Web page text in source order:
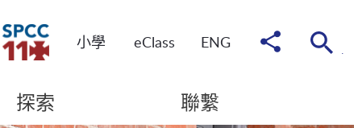
小學 eClass ENG 分
享
探索 聯繫